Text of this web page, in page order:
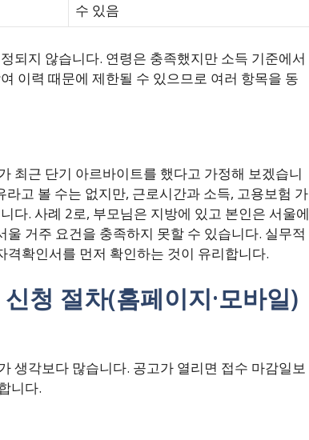
수 있음
되지 않습니다. 연령은 충족했지만 소득 기준에서
이력 때문에 제한될 수 있으므로 여러 항목을 동
최근 단기 아르바이트를 했다고 가정해 보겠습니
고 볼 수는 없지만, 근로시간과 소득, 고용보험 가
다. 사례 2로, 부모님은 지방에 있고 본인은 서울에
거주 요건을 충족하지 못할 수 있습니다. 실무적
확인서를 먼저 확인하는 것이 유리합니다.
청 절차(홈페이지·모바일)
생각보다 많습니다. 공고가 열리면 접수 마감일보
니다.